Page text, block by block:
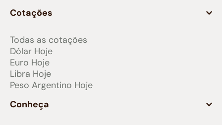
Cotações
Todas as cotações
Dólar Hoje
Euro Hoje
Libra Hoje
Peso Argentino Hoje
Conheça